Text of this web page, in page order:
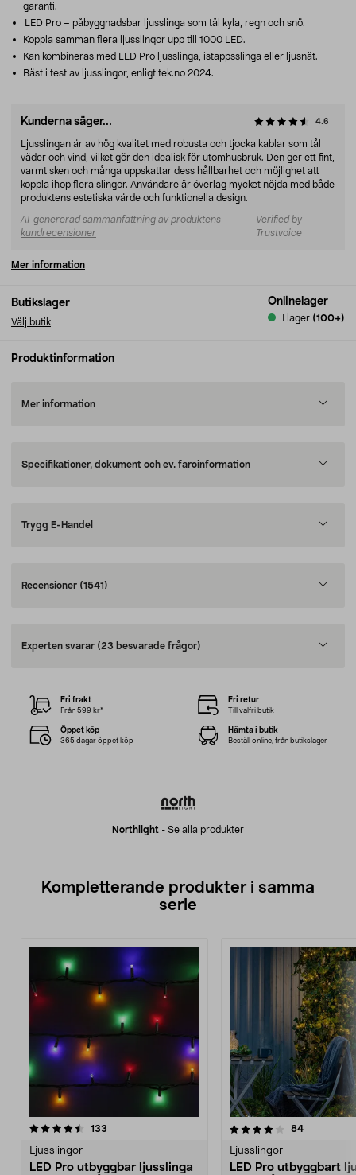
Butikslager
Välj butik
Onlinelager
I lager (100+)
garanti.
LED Pro – påbyggnadsbar ljusslinga som tål kyla, regn och snö.
Koppla samman flera ljusslingor upp till 1000 LED.
Kan kombineras med LED Pro ljusslinga, istappsslinga eller ljusnät.
Bäst i test av ljusslingor, enligt tek.no 2024.
Kunderna säger... 4.6
Ljusslingan är av hög kvalitet med robusta och tjocka kablar som tål
väder och vind, vilket gör den idealisk för utomhusbruk. Den ger ett fint,
varmt sken och många uppskattar dess hållbarhet och möjlighet att
koppla ihop flera slingor. Användare är överlag mycket nöjda med både
produktens estetiska värde och funktionella design.
AI-genererad sammanfattning av produktens
kundrecensioner
Verified by
Trustvoice
Mer information
Produktinformation
Mer information
Specifikationer, dokument och ev. faroinformation
Trygg E-Handel
Recensioner (1541)
Experten svarar (23 besvarade frågor)
Northlight - Se alla produkter
Fri frakt
Från 599 kr*
Fri retur
Till valfri butik
Öppet köp
365 dagar öppet köp
Hämta i butik
Beställ online, från butikslager
Kompletterande produkter i samma
serie
133
Ljusslingor
LED Pro utbyggbar ljusslinga
4.0av 5 stjärnor 84recensioner
Ljusslingor
LED Pro utbyggbart
4.5av 5 stjärnor